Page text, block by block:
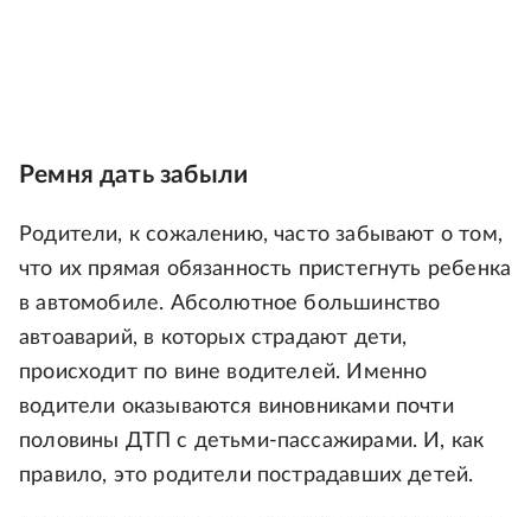
Ремня дать забыли
Родители, к сожалению, часто забывают о том,
что их прямая обязанность пристегнуть ребенка
в автомобиле. Абсолютное большинство
автоаварий, в которых страдают дети,
происходит по вине водителей. Именно
водители оказываются виновниками почти
половины ДТП с детьми-пассажирами. И, как
правило, это родители пострадавших детей.